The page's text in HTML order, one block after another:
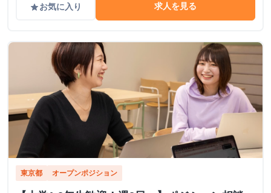
gradeお気に入り 求人を見る
東京都 オープンポジション